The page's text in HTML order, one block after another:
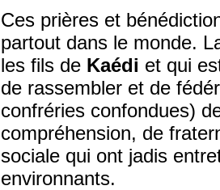
Ces prières et
partout dans le monde.
les fils de Kaédi et qui
de rassembler et de
confréries confondues)
compréhension, de
sociale qui ont jadis
environnants.